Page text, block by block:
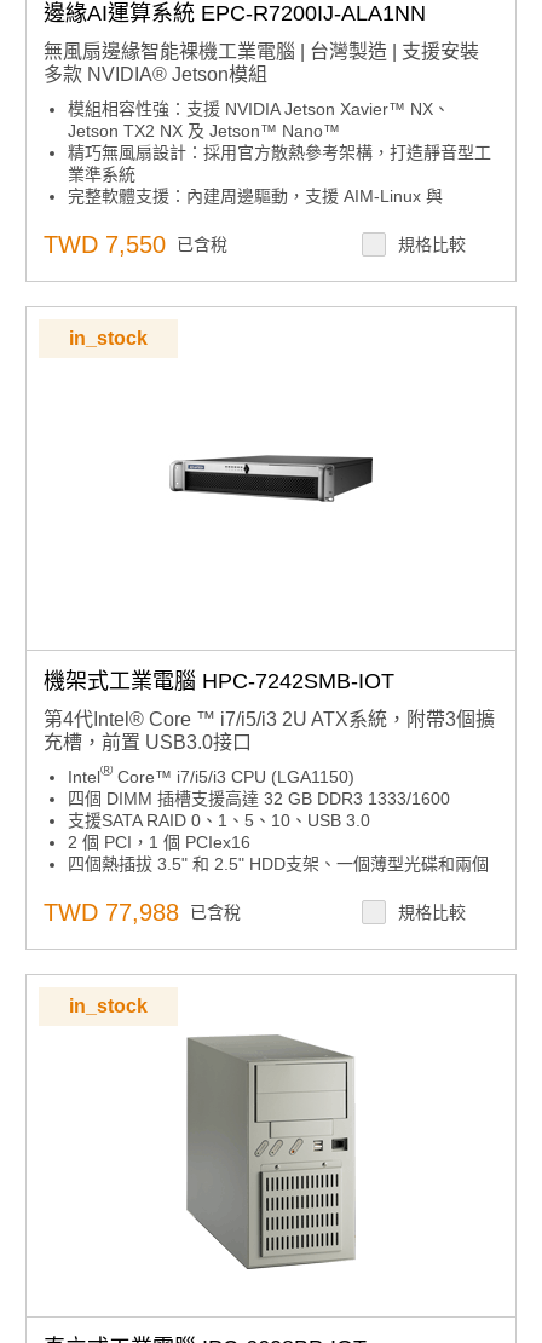
邊緣AI運算系統 EPC-R7200IJ-ALA1NN
無風扇邊緣智能裸機工業電腦 | 台灣製造 | 支援安裝
多款 NVIDIA® Jetson模組
模組相容性強：支援 NVIDIA Jetson Xavier™ NX、
Jetson TX2 NX 及 Jetson™ Nano™
精巧無風扇設計：採用官方散熱參考架構，打造靜音型工
業準系統
完整軟體支援：內建周邊驅動，支援 AIM-Linux 與
彈性 I/O 擴展：支援應用導向的 UIO40-Express 擴充
卡，提供 HDMI、LAN、USB、RS232、RS485、
CANBus、DI/DO、MicroSD 等介面
工業級耐用性：支援 -20 ~ 60°C 寬溫、強化電源輸入與
抗震特性
AI 遠端管理：相容 WISE-DeviceOn，可實現大規模 AI
TWD 7,550 已含稅 規格比較
in_stock
機架式工業電腦 HPC-7242SMB-IOT
第4代Intel® Core ™ i7/i5/i3 2U ATX系統，附帶3個擴
充槽，前置 USB3.0接口
Intel® Core™ i7/i5/i3 CPU (LGA1150)
四個 DIMM 插槽支援高達 32 GB DDR3 1333/1600
支援SATA RAID 0、1、5、10、USB 3.0
2 個 PCI，1 個 PCIex16
四個熱插拔 3.5" 和 2.5" HDD支架、一個薄型光碟和兩個
智慧遠端管理
前置系統風扇
智慧風扇速度控制
500W電源供應
TWD 77,988 已含稅 規格比較
in_stock